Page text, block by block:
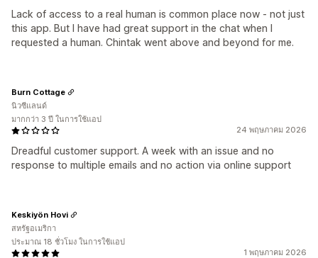
Lack of access to a real human is common place now - not just
this app. But I have had great support in the chat when I
requested a human. Chintak went above and beyond for me.
24 พฤษภาคม 2026
Dreadful customer support. A week with an issue and no
response to multiple emails and no action via online support
Burn Cottage
นิวซีแลนด์
มากกว่า 3 ปี ในการใช้แอป
1 พฤษภาคม 2026
Keskiyön Hovi
สหรัฐอเมริกา
ประมาณ 18 ชั่วโมง ในการใช้แอป